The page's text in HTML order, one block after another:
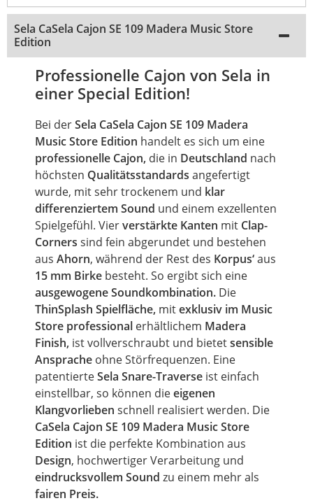
Sela CaSela Cajon SE 109 Madera Music Store
Edition
Professionelle Cajon von Sela in
einer Special Edition!
Bei derSela CaSela Cajon SE 109 Madera
Music Store Edition handelt es sich um eine
professionelle Cajon, die in Deutschland nach
höchsten Qualitätsstandards angefertigt
wurde, mit sehr trockenem und klar
differenziertem Sound und einem exzellenten
Spielgefühl. Vierverstärkte Kanten mit Clap-
Corners sind fein abgerundet und bestehen
aus Ahorn, während der Rest des Korpus‘aus
15 mm Birke besteht. So ergibt sich eine
ausgewogene Soundkombination. Die
ThinSplash Spielfläche, mitexklusiv im Music
Store professional erhältlichem Madera
Finish, ist vollverschraubt und bietetsensible
Ansprache ohne Störfrequenzen. Eine
patentierteSela Snare-Traverse ist einfach
einstellbar, so können dieeigenen
Klangvorlieben schnell realisiert werden. Die
CaSela Cajon SE 109 Madera Music Store
Edition ist die perfekte Kombination aus
Design, hochwertiger Verarbeitung und
eindrucksvollem Sound zu einem mehr als
fairen Preis.